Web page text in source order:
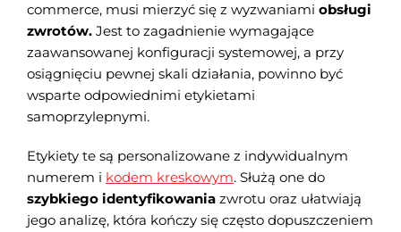
commerce, musi mierzyć się z wyzwaniami obsługi
zwrotów. Jest to zagadnienie wymagające
zaawansowanej konfiguracji systemowej, a przy
osiągnięciu pewnej skali działania, powinno być
wsparte odpowiednimi etykietami
samoprzylepnymi.
Etykiety te są personalizowane z indywidualnym
numerem i kodem kreskowym. Służą one do
szybkiego identyfikowania zwrotu oraz ułatwiają
jego analizę, która kończy się często dopuszczeniem